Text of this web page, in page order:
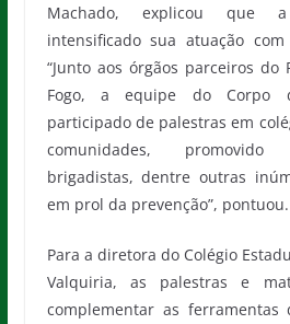
Machado, explicou que
intensificado sua atuação
“Junto aos órgãos parceiros do
Fogo, a equipe do Corpo
participado de palestras em
comunidades,
brigadistas, dentre outras
em prol da prevenção”, pontuou.
Para a diretora do Colégio
Valquiria, as palestras e
complementar as ferramentas